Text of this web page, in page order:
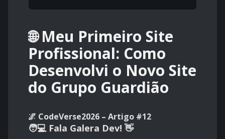
🌐 Meu Primeiro Site
Profissional: Como
Desenvolvi o Novo Site
do Grupo Guardião
🌌 CodeVerse2026 – Artigo #12
🧑💻 Fala Galera Dev! 👋